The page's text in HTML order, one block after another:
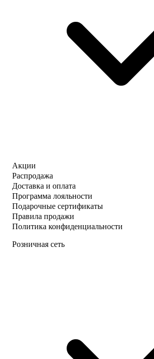
Акции
Распродажа
Доставка и оплата
Программа лояльности
Подарочные сертификаты
Правила продажи
Политика конфиденциальности
Розничная сеть